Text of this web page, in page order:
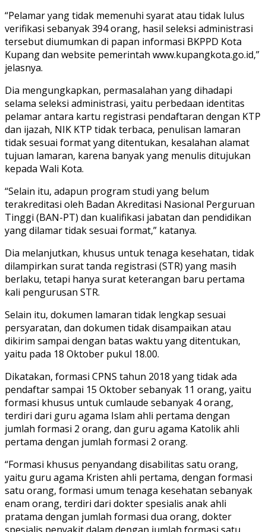
“Pelamar yang tidak memenuhi syarat atau tidak lulus
verifikasi sebanyak 394 orang, hasil seleksi administrasi
tersebut diumumkan di papan informasi BKPPD Kota
Kupang dan website pemerintah www.kupangkota.go.id,”
jelasnya.
Dia mengungkapkan, permasalahan yang dihadapi
selama seleksi administrasi, yaitu perbedaan identitas
pelamar antara kartu registrasi pendaftaran dengan KTP
dan ijazah, NIK KTP tidak terbaca, penulisan lamaran
tidak sesuai format yang ditentukan, kesalahan alamat
tujuan lamaran, karena banyak yang menulis ditujukan
kepada Wali Kota.
“Selain itu, adapun program studi yang belum
terakreditasi oleh Badan Akreditasi Nasional Perguruan
Tinggi (BAN-PT) dan kualifikasi jabatan dan pendidikan
yang dilamar tidak sesuai format,” katanya.
Dia melanjutkan, khusus untuk tenaga kesehatan, tidak
dilampirkan surat tanda registrasi (STR) yang masih
berlaku, tetapi hanya surat keterangan baru pertama
kali pengurusan STR.
Selain itu, dokumen lamaran tidak lengkap sesuai
persyaratan, dan dokumen tidak disampaikan atau
dikirim sampai dengan batas waktu yang ditentukan,
yaitu pada 18 Oktober pukul 18.00.
Dikatakan, formasi CPNS tahun 2018 yang tidak ada
pendaftar sampai 15 Oktober sebanyak 11 orang, yaitu
formasi khusus untuk cumlaude sebanyak 4 orang,
terdiri dari guru agama Islam ahli pertama dengan
jumlah formasi 2 orang, dan guru agama Katolik ahli
pertama dengan jumlah formasi 2 orang.
“Formasi khusus penyandang disabilitas satu orang,
yaitu guru agama Kristen ahli pertama, dengan formasi
satu orang, formasi umum tenaga kesehatan sebanyak
enam orang, terdiri dari dokter spesialis anak ahli
pratama dengan jumlah formasi dua orang, dokter